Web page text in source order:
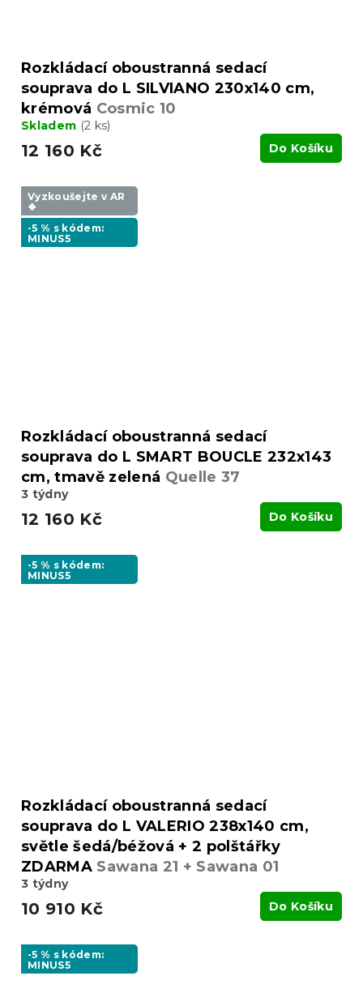
Rozkládací oboustranná sedací
souprava do L SILVIANO 230x140 cm,
krémová Cosmic 10
Skladem (2 ks)
12 160 Kč Do Košíku
Vyzkoušejte v AR
❖
-5 % s kódem:
MINUS5
Rozkládací oboustranná sedací
souprava do L SMART BOUCLE 232x143
cm, tmavě zelená Quelle 37
3 týdny
12 160 Kč Do Košíku
-5 % s kódem:
MINUS5
Rozkládací oboustranná sedací
souprava do L VALERIO 238x140 cm,
světle šedá/béžová + 2 polštářky
ZDARMA Sawana 21 + Sawana 01
3 týdny
10 910 Kč Do Košíku
-5 % s kódem:
MINUS5